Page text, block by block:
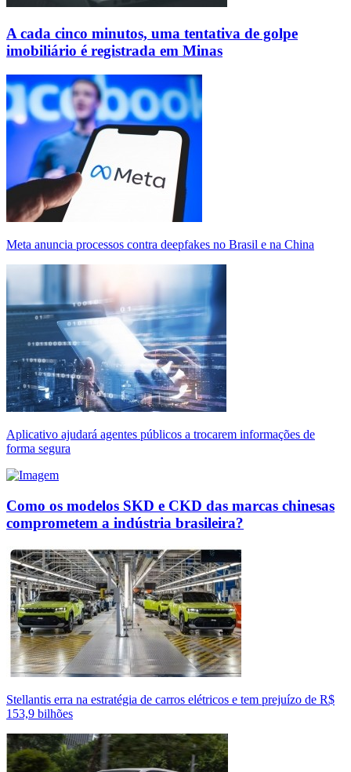
A cada cinco minutos, uma tentativa de golpe
imobiliário é registrada em Minas
Meta anuncia processos contra deepfakes no Brasil e na China
Aplicativo ajudará agentes públicos a trocarem informações de
forma segura
Como os modelos SKD e CKD das marcas chinesas
comprometem a indústria brasileira?
Stellantis erra na estratégia de carros elétricos e tem prejuízo de R$
153,9 bilhões